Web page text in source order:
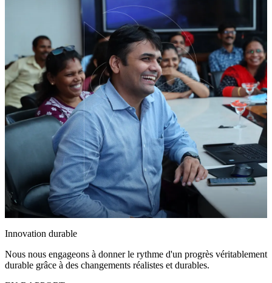
Innovation durable
Nous nous engageons à donner le rythme d'un progrès véritablement
durable grâce à des changements réalistes et durables.